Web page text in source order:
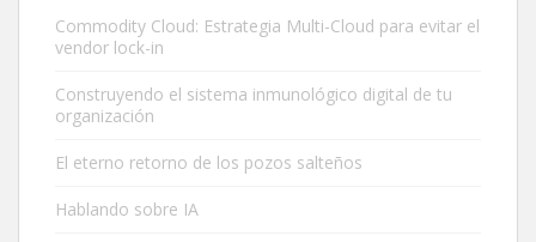
Commodity Cloud: Estrategia Multi-Cloud para evitar el
vendor lock-in
Construyendo el sistema inmunológico digital de tu
organización
El eterno retorno de los pozos salteños
Hablando sobre IA